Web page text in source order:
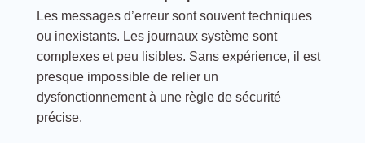
Les messages d’erreur sont souvent techniques
ou inexistants. Les journaux système sont
complexes et peu lisibles. Sans expérience, il est
presque impossible de relier un
dysfonctionnement à une règle de sécurité
précise.